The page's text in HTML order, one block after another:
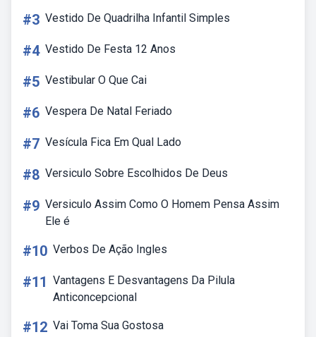
#3 Vestido De Quadrilha Infantil Simples
#4 Vestido De Festa 12 Anos
#5 Vestibular O Que Cai
#6 Vespera De Natal Feriado
#7 Vesícula Fica Em Qual Lado
#8 Versiculo Sobre Escolhidos De Deus
#9 Versiculo Assim Como O Homem Pensa Assim
Ele é
#10 Verbos De Ação Ingles
#11 Vantagens E Desvantagens Da Pilula
Anticoncepcional
#12 Vai Toma Sua Gostosa